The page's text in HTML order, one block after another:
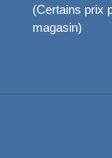
(Certains prix
magasin)